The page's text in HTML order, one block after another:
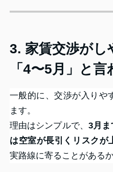
3. 家賃交渉がし
「4〜5月」と
一般的に、交渉が入りや
ます。
理由はシンプルで、 3月ま
は空室が長引くリスクが
実路線に寄ることがあるか